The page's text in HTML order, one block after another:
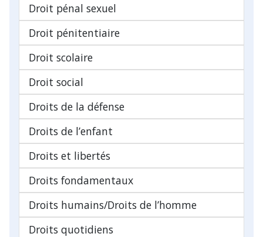
Droit pénal sexuel
Droit pénitentiaire
Droit scolaire
Droit social
Droits de la défense
Droits de l’enfant
Droits et libertés
Droits fondamentaux
Droits humains/Droits de l’homme
Droits quotidiens